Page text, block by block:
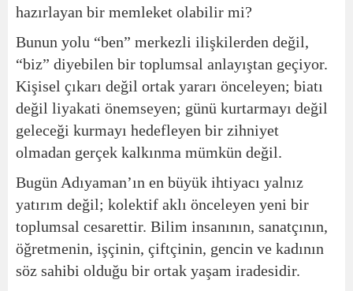
hazırlayan bir memleket olabilir mi?
Bunun yolu “ben” merkezli ilişkilerden değil,
“biz” diyebilen bir toplumsal anlayıştan geçiyor.
Kişisel çıkarı değil ortak yararı önceleyen; biatı
değil liyakati önemseyen; günü kurtarmayı değil
geleceği kurmayı hedefleyen bir zihniyet
olmadan gerçek kalkınma mümkün değil.
Bugün Adıyaman’ın en büyük ihtiyacı yalnız
yatırım değil; kolektif aklı önceleyen yeni bir
toplumsal cesarettir. Bilim insanının, sanatçının,
öğretmenin, işçinin, çiftçinin, gencin ve kadının
söz sahibi olduğu bir ortak yaşam iradesidir.